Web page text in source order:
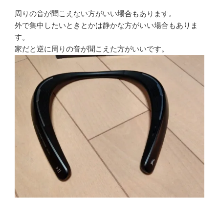
周りの音が聞こえない方がいい場合もあります。
外で集中したいときとかは静かな方がいい場合もありま
す。
家だと逆に周りの音が聞こえた方がいいです。